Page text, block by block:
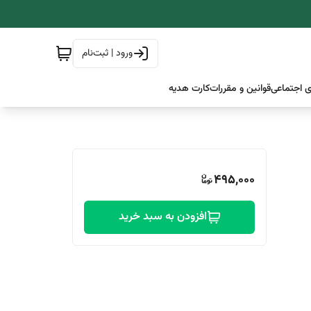
ورود | ثبت‌نام
اجتماعیقوانین و مقرراتکارت هدیه
495,000
افزودن به سبد خرید